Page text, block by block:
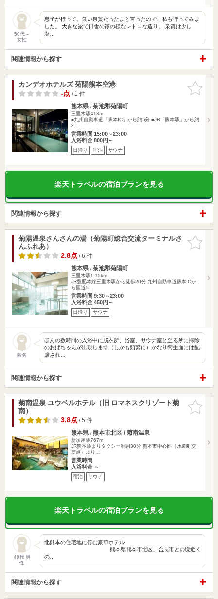
50代～
女性
息子が行って、良い泉質だったよと言ったので、私も行ってみま
した。 大きな梁で田舎の家の様なレトロな造り。 泉質は少し
塩…
関連情報から探す
お気に入
りに追加
カンデオホテルズ 菊陽熊本空港
-点/ 1 件
熊本県 / 菊池郡菊陽町
三里木駅413m
■九州自動車道「熊本IC」から約5分 ■JR「熊本駅」から約
3…
営業時間 15:00～23:00
入浴料金 800円～
日帰り 宿泊 サウナ
楽天トラベルの宿泊プランを見る
関連情報から探す
お気に入
りに追加
菊陽温泉さんさんの湯（菊陽町総合交流ターミナルさ
んふれあ）
2.8点/ 6 件
熊本県 / 菊池郡菊陽町
三里木駅1.15km
JR豊肥本線三里木駅から徒歩20分 九州自動車道熊本ICか
ら国道5…
営業時間 9:30～23:00
入浴料金 450円～
日帰り サウナ
匿名
ほんの数時間の入浴中に脱衣所、浴室、サウナ室と至る所に掃除
のおばちゃんが出現します（しかも頻繁に）かなり衛生面には配
慮され…
関連情報から探す
お気に入
りに追加
菊南温泉 ユウベルホテル（旧 ロマネスクリゾート菊
南）
3.8点/ 5 件
熊本県 / 熊本市北区 / 菊南温泉
新須屋駅767m
JR熊本駅よりタクシー利用30分 熊本市中心部（水道町交
差点）より…
営業時間
入浴料金 ～
宿泊 サウナ
楽天トラベルの宿泊プランを見る
40代 男
性
北熊本の住宅地に佇む豪華ホテル
熊本県熊本市北区、合志市との境近く
の…
関連情報から探す